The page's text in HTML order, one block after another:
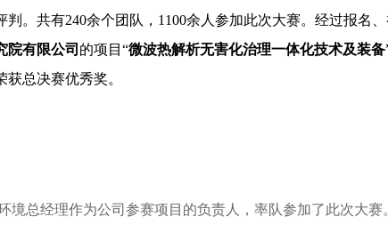
判。共有240余个团队，1100余人参加此次大赛。经过报名
院有限公司 的项目“微波热解析无害化治理一体化技术及装备
获总决赛优秀奖。
总经理作为公司参赛项目的负责人，率队参加了此次大赛